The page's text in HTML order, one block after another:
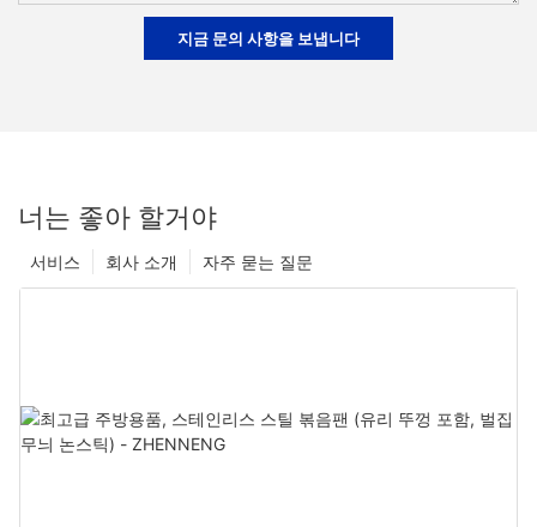
지금 문의 사항을 보냅니다
너는 좋아 할거야
자주 묻는 질문
회사 소개
서비스